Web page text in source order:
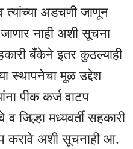
त्यांच्या अडचणी जाणून
नाही अशी सूचना
बँकेने इतर कुठल्याही
स्थापनेचा मूळ उद्देश
पीक कर्ज वाटप
व जिल्हा मध्यवर्ती सहकारी
करावे अशी सूचनाही आ.